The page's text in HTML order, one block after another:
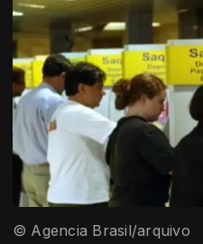
© Agencia Brasil/arquivo